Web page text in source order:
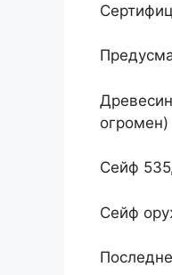
огромен)
Сейф
Сейф